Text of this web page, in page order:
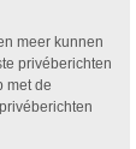
meer kunnen
privéberichten
met de